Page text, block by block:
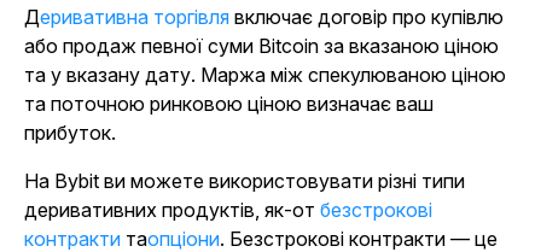
Деривативна торгівля включає договір про купівлю
або продаж певної суми Bitcoin за вказаною ціною
та у вказану дату. Маржа між спекулюваною ціною
та поточною ринковою ціною визначає ваш
прибуток.
На Bybit ви можете використовувати різні типи
деривативних продуктів, як-от безстрокові
контракти таопціони. Безстрокові контракти — це